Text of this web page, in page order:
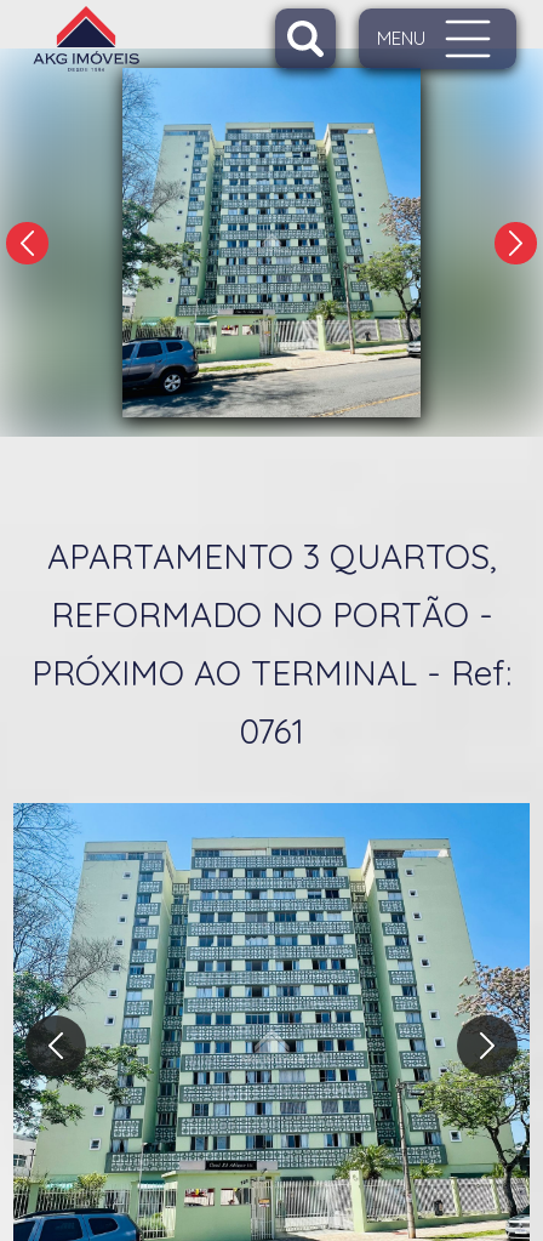
MENU
1/31
APARTAMENTO 3 QUARTOS,
REFORMADO NO PORTÃO -
PRÓXIMO AO TERMINAL - Ref:
0761